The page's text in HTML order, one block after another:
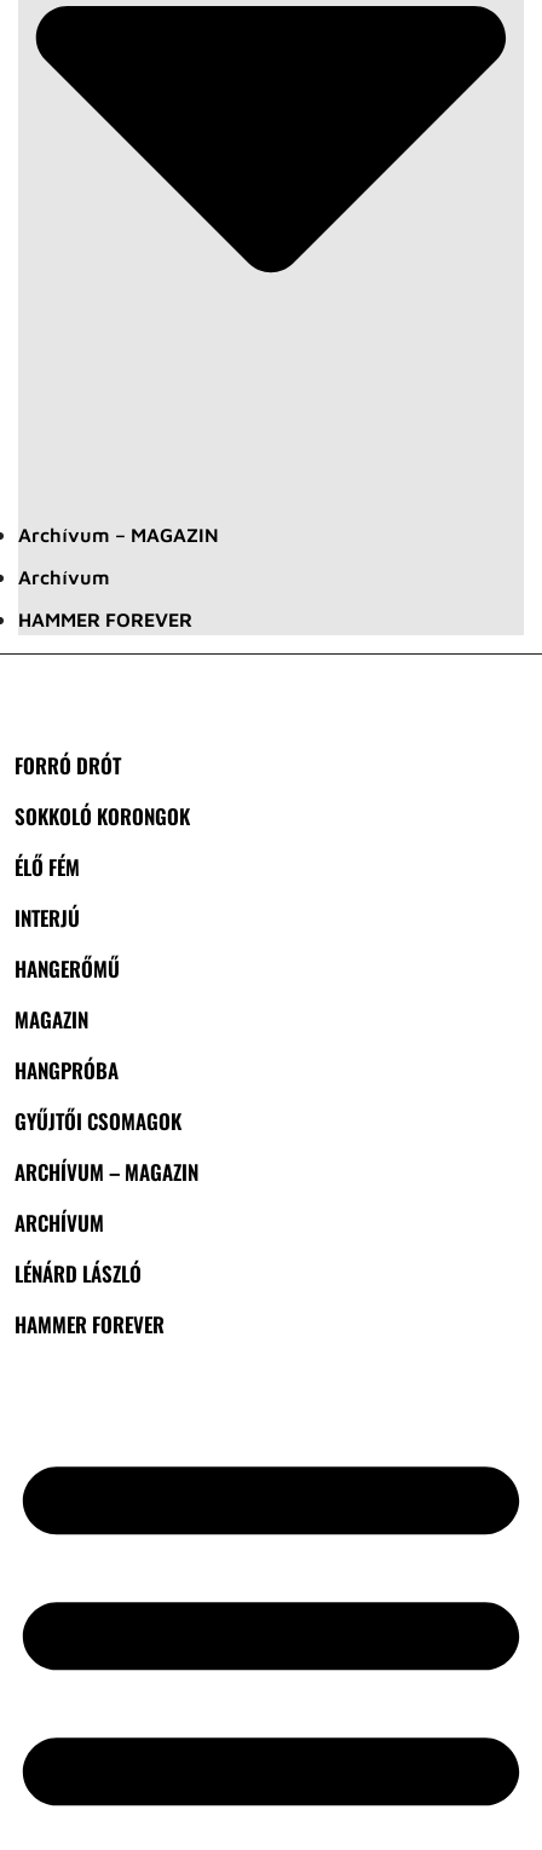
Archívum – MAGAZIN
Archívum
HAMMER FOREVER
FORRÓ DRÓT
SOKKOLÓ KORONGOK
ÉLŐ FÉM
INTERJÚ
HANGERŐMŰ
MAGAZIN
HANGPRÓBA
GYŰJTŐI CSOMAGOK
ARCHÍVUM – MAGAZIN
ARCHÍVUM
LÉNÁRD LÁSZLÓ
HAMMER FOREVER